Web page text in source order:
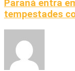
Paraná entra
tempestades